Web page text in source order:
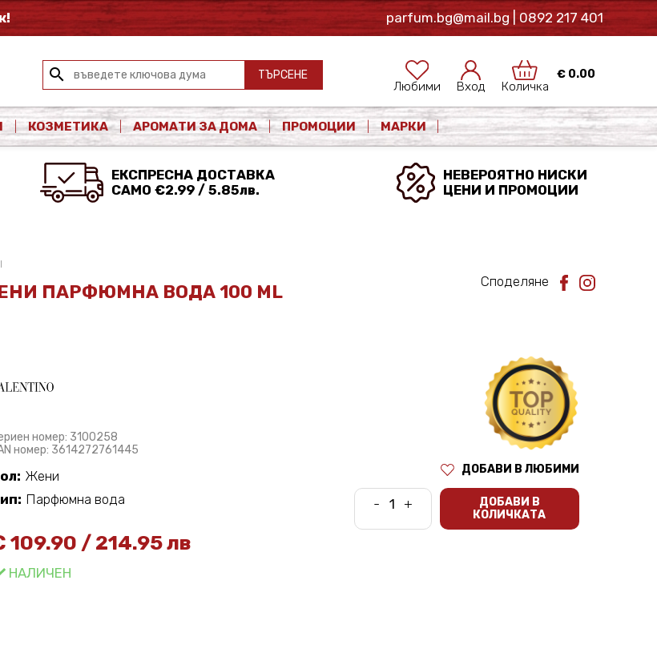
parfum.bg@mail.bg| 0892 217 401
Количка
€ 0.00
Вход
Любими
search ТЪРСЕНЕ
КОЗМЕТИКА АРОМАТИ ЗА ДОМА ПРОМОЦИИ МАРКИ
ЕКСПРЕСНА ДОСТАВКА
САМО €2.99 / 5.85лв.
НЕВЕРОЯТНО НИСКИ
ЦЕНИ И ПРОМОЦИИ
ЖЕНИ ПАРФЮМНА ВОДА 100 ML Споделяне
номер: 3100258
номер: 3614272761445
Жени
Парфюмна вода
109.90 / 214.95 лв
НАЛИЧЕН
ДОБАВИ В ЛЮБИМИ
- +
ДОБАВИ В
КОЛИЧКАТА